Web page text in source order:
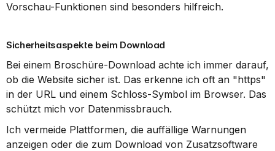
Vorschau-Funktionen sind besonders hilfreich.
Sicherheitsaspekte beim Download
Bei einem Broschüre-Download achte ich immer darauf,
ob die Website sicher ist. Das erkenne ich oft an "https"
in der URL und einem Schloss-Symbol im Browser. Das
schützt mich vor Datenmissbrauch.
Ich vermeide Plattformen, die auffällige Warnungen
anzeigen oder die zum Download von Zusatzsoftware